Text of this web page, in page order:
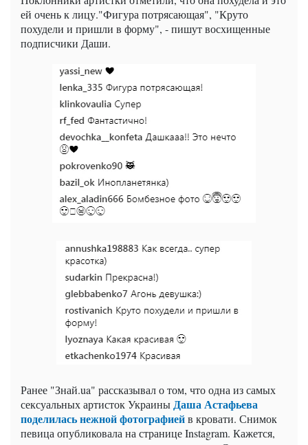
ей очень к лицу."Фигура потрясающая", "Круто
похудели и пришли в форму", - пишут восхищенные
подписчики Даши.
Ранее "Знай.ua" рассказывал о том, что одна из самых
сексуальных артисток УкраиныДаша Астафьева
поделилась нежной фотографиейв кровати. Снимок
певица опубликовала на странице Instagram. Кажется,